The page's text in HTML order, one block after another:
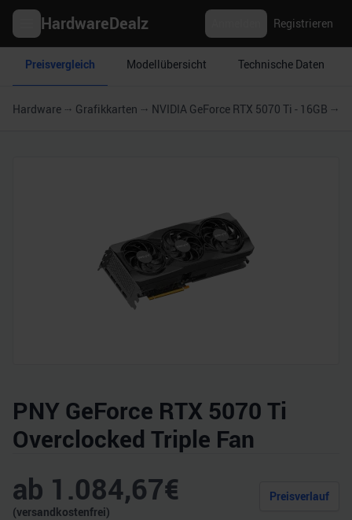
HardwareDealz Registrieren
Preisvergleich Modellübersicht Technische Daten
Hardware Grafikkarten NVIDIA GeForce RTX 5070 Ti - 16GB
PNY GeForce RTX 5070 Ti
Overclocked Triple Fan
ab 1.084,67€
(versandkostenfrei)
Preisverlauf